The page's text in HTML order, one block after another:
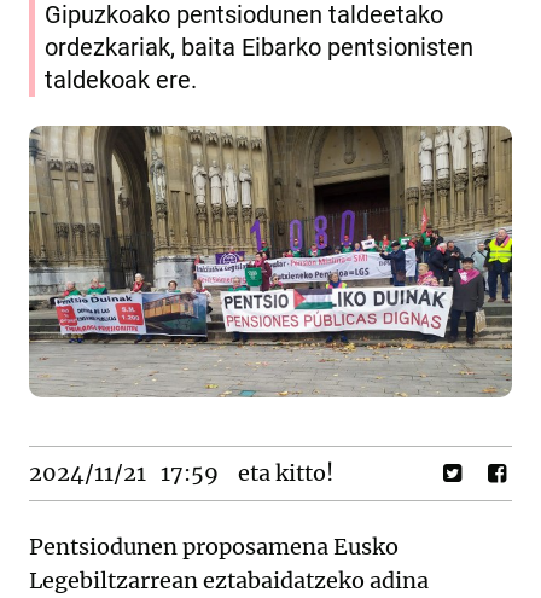
Gipuzkoako pentsiodunen taldeetako
ordezkariak, baita Eibarko pentsionisten
taldekoak ere.
2024/11/21 17:59 eta kitto!
Pentsiodunen proposamena Eusko
Legebiltzarrean eztabaidatzeko adina